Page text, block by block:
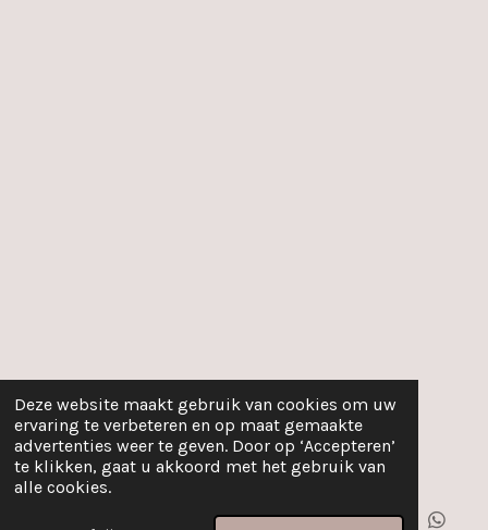
Deze website maakt gebruik van cookies om uw
ervaring te verbeteren en op maat gemaakte
advertenties weer te geven. Door op ‘Accepteren’
te klikken, gaat u akkoord met het gebruik van
alle cookies.